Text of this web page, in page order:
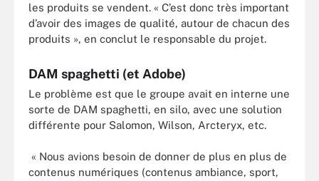
les produits se vendent. « C’est donc très important
d’avoir des images de qualité, autour de chacun des
produits », en conclut le responsable du projet.
DAM spaghetti (et Adobe)
Le problème est que le groupe avait en interne une
sorte de DAM spaghetti, en silo, avec une solution
différente pour Salomon, Wilson, Arcteryx, etc.
« Nous avions besoin de donner de plus en plus de
contenus numériques (contenus ambiance, sport,